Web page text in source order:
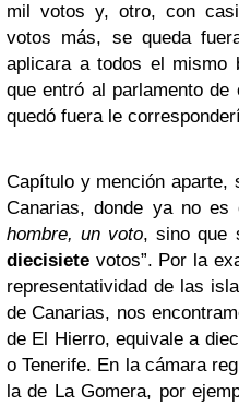
mil votos y, otro, con
votos más, se queda
aplicara a todos el mismo
que entró al parlamento
quedó fuera le
Capítulo y mención aparte,
Canarias, donde ya no
hombre, un voto, sino que
diecisiete votos”. Por la
representatividad de las
de Canarias, nos
de El Hierro, equivale a
o Tenerife. En la cámara
la de La Gomera, por